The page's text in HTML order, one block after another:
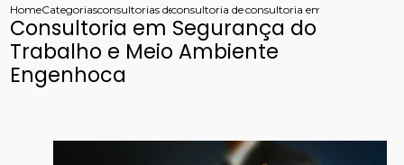
HomeCategoriasconsultorias de seguranca do trabalho
consultoria de seguranca do trabalho
consultoria em seguranca do
Consultoria em Segurança do
Trabalho e Meio Ambiente
Engenhoca